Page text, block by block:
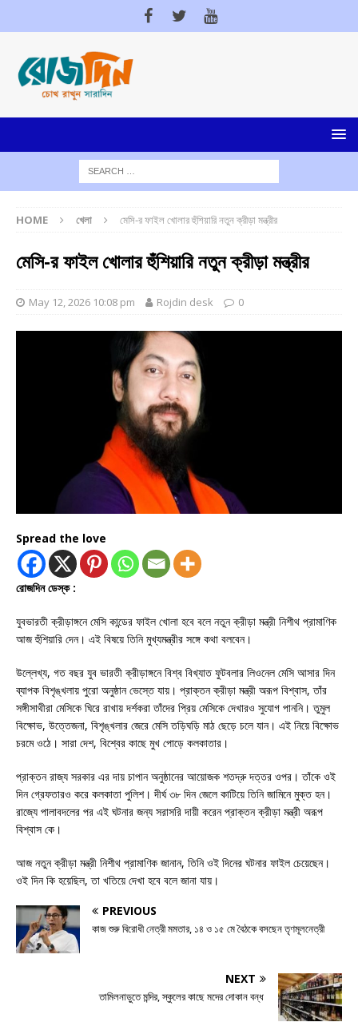
HOME খেলা মেসি-র ফাইল খোলার হুঁশিয়ারি নতুন ক্রীড়া মন্ত্রীর
মেসি-র ফাইল খোলার হুঁশিয়ারি নতুন ক্রীড়া মন্ত্রীর
May 12, 2026 10:08 pm Rojdin desk 0
Spread the love
রোজদিন ডেস্ক :
যুবভারতী ক্রীড়াঙ্গনে মেসি কান্ডের ফাইল খোলা হবে বলে নতুন ক্রীড়া মন্ত্রী নিশীথ প্রামাণিক
আজ হুঁশিয়ারি দেন। এই বিষয়ে তিনি মুখ্যমন্ত্রীর সঙ্গে কথা বলবেন।
উল্লেখ্য, গত বছর যুব ভারতী ক্রীড়াঙ্গনে বিশ্ব বিখ্যাত ফুটবলার লিওনেল মেসি আসার দিন
ব্যাপক বিশৃঙ্খলায় পুরো অনুষ্ঠান ভেস্তে যায়। প্রাক্তন ক্রীড়া মন্ত্রী অরূপ বিশ্বাস, তাঁর
সঙ্গীসাথীরা মেসিকে ঘিরে রাখায় দর্শকরা তাঁদের প্রিয় মেসিকে দেখারও সুযোগ পাননি। তুমুল
বিক্ষোভ, উত্তেজনা, বিশৃঙ্খলার জেরে মেসি তড়িঘড়ি মাঠ ছেড়ে চলে যান। এই নিয়ে বিক্ষোভ
চরমে ওঠে। সারা দেশ, বিশ্বের কাছে মুখ পোড়ে কলকাতার।
প্রাক্তন রাজ্য সরকার এর দায় চাপান অনুষ্ঠানের আয়োজক শতদ্রু দত্তর ওপর। তাঁকে ওই
দিন গ্রেফতারও করে কলকাতা পুলিশ। দীর্ঘ ৩৮ দিন জেলে কাটিয়ে তিনি জামিনে মুক্ত হন।
রাজ্যে পালাবদলের পর এই ঘটনার জন্য সরাসরি দায়ী করেন প্রাক্তন ক্রীড়া মন্ত্রী অরূপ
বিশ্বাস কে।
আজ নতুন ক্রীড়া মন্ত্রী নিশীথ প্রামাণিক জানান, তিনি ওই দিনের ঘটনার ফাইল চেয়েছেন।
ওই দিন কি হয়েছিল, তা খতিয়ে দেখা হবে বলে জানা যায়।
PREVIOUS
কাজ শুরু বিরোধী নেত্রী মমতার, ১৪ ও ১৫ মে বৈঠকে বসছেন তৃণমূলনেত্রী
NEXT
তামিলনাড়ুতে মন্দির, স্কুলের কাছে মদের দোকান বন্ধ